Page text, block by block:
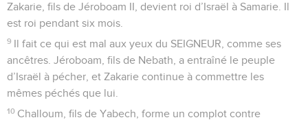
Zakarie, fils de Jéroboam II, devient roi d’Israël à Samarie. Il
est roi pendant six mois.
9 Il fait ce qui est mal aux yeux du SEIGNEUR, comme ses
ancêtres. Jéroboam, fils de Nebath, a entraîné le peuple
d’Israël à pécher, et Zakarie continue à commettre les
mêmes péchés que lui.
10 Challoum, fils de Yabech, forme un complot contre